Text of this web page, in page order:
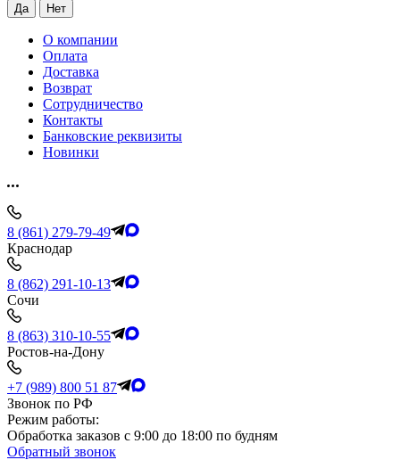
О компании
Оплата
Доставка
Возврат
Сотрудничество
Контакты
Банковские реквизиты
Новинки
8 (861) 279-79-49
Краснодар
8 (862) 291-10-13
Сочи
8 (863) 310-10-55
Ростов-на-Дону
+7 (989) 800 51 87
Звонок по РФ
Режим работы:
Обработка заказов с 9:00 до 18:00 по будням
Обратный звонок